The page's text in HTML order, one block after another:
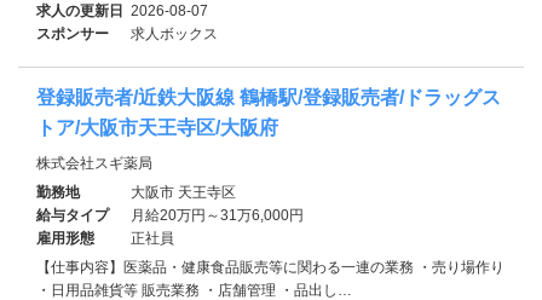
求人の更新日 2026-08-07
スポンサー
求人ボックス
登録販売者/近鉄大阪線 鶴橋駅/登録販売者/ドラッグス
トア/大阪市天王寺区/大阪府
株式会社スギ薬局
勤務地
大阪市 天王寺区
給与タイプ
月給20万円～31万6,000円
雇用形態
正社員
【仕事内容】医薬品・健康食品販売等に関わる一連の業務 ・売り場作り
・日用品雑貨等 販売業務 ・店舗管理 ・品出し…